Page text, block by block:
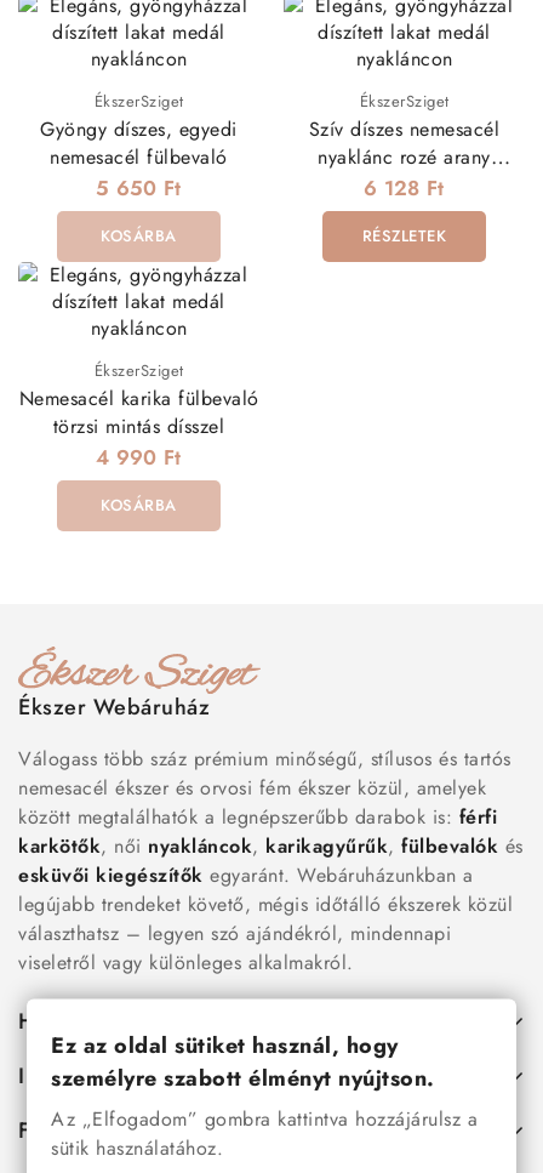
ÉkszerSziget
Gyöngy díszes, egyedi
nemesacél fülbevaló
5 650 Ft
KOSÁRBA
ÉkszerSziget
Szív díszes nemesacél
nyaklánc rozé arany
bevonattal
6 128 Ft
RÉSZLETEK
ÉkszerSziget
Nemesacél karika fülbevaló
törzsi mintás dísszel
4 990 Ft
KOSÁRBA
Ékszer Webáruház
Válogass több száz prémium minőségű, stílusos és tartós
nemesacél ékszer és orvosi fém ékszer közül, amelyek
között megtalálhatók a legnépszerűbb darabok is: férfi
karkötők, női nyakláncok, karikagyűrűk, fülbevalók és
esküvői kiegészítők egyaránt. Webáruházunkban a
legújabb trendeket követő, mégis időtálló ékszerek közül
választhatsz – legyen szó ajándékról, mindennapi
viseletről vagy különleges alkalmakról.
Hasznos
Információk
Fiókod
Ez az oldal sütiket használ, hogy
személyre szabott élményt nyújtson.
Az „Elfogadom” gombra kattintva hozzájárulsz a
sütik használatához.